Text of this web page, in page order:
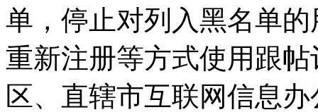
单，停止对列入黑名单
重新注册等方式使用跟
区、直辖市互联网信息